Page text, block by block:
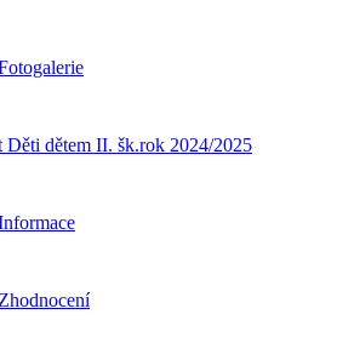
Děti dětem II. šk.rok 2024/2025
Zhodnocení